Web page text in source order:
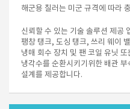
해군용 칠러는 미군 규격에 따라
신뢰할 수 있는 기술 솔루션 제공
팽창 탱크, 도싱 탱크, 쓰리 웨이
냉매 회수 장치 및 팬 코일 유닛
냉각수를 순환시키기위한 배관
설계를 제공합니다.